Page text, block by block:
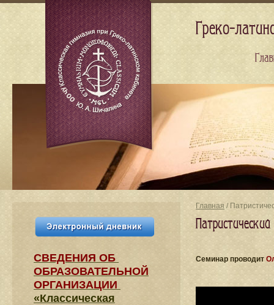
Главная /
Cеминар проводит
СВЕДЕНИЯ​ ОБ
ОБРАЗОВАТЕЛЬНОЙ
ОРГАНИЗАЦИИ
«Классическая
Греко-